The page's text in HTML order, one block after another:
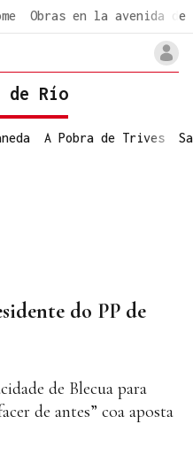
Obras en la avenida de
de Río
A Pobra de Trives
do PP de
de Blecua para
de antes” coa aposta